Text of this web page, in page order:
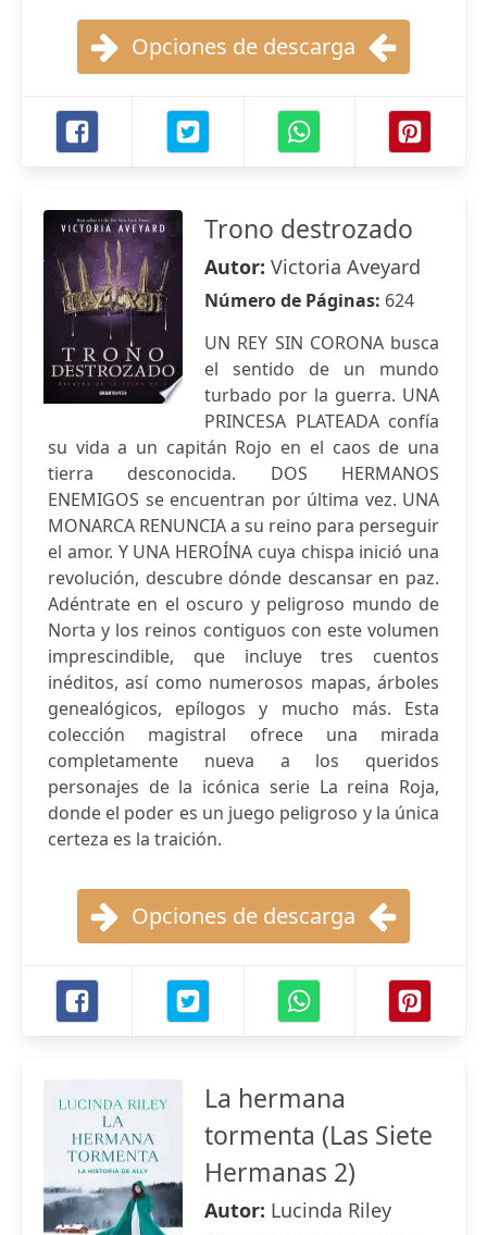
Opciones de descarga
Trono destrozado
Autor: Victoria Aveyard
Número de Páginas: 624
UN REY SIN CORONA busca
el sentido de un mundo
turbado por la guerra. UNA
PRINCESA PLATEADA confía
su vida a un capitán Rojo en el caos de una
tierra desconocida. DOS HERMANOS
ENEMIGOS se encuentran por última vez. UNA
MONARCA RENUNCIA a su reino para perseguir
el amor. Y UNA HEROÍNA cuya chispa inició una
revolución, descubre dónde descansar en paz.
Adéntrate en el oscuro y peligroso mundo de
Norta y los reinos contiguos con este volumen
imprescindible, que incluye tres cuentos
inéditos, así como numerosos mapas, árboles
genealógicos, epílogos y mucho más. Esta
colección magistral ofrece una mirada
completamente nueva a los queridos
personajes de la icónica serie La reina Roja,
donde el poder es un juego peligroso y la única
certeza es la traición.
Opciones de descarga
La hermana
tormenta (Las Siete
Hermanas 2)
Autor: Lucinda Riley